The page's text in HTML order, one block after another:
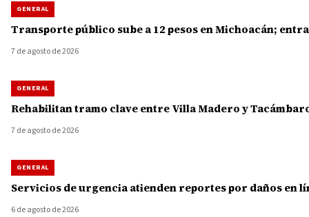
GENERAL
Transporte público sube a 12 pesos en Michoacán;
7 de agosto de 2026
GENERAL
Rehabilitan tramo clave entre Villa Madero y
7 de agosto de 2026
GENERAL
Servicios de urgencia atienden reportes por daños en
6 de agosto de 2026